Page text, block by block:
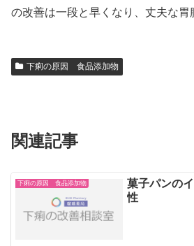
の改善は一段と早くなり、丈夫な胃
下痢の原因 食品添加物
関連記事
下痢の原因 食品添加物
菓子パンの
性